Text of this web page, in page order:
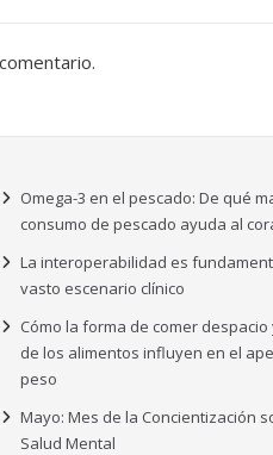
Omega-3 en el pescado: De qué
consumo de pescado ayuda al
La interoperabilidad es
vasto escenario clínico
Cómo la forma de comer
de los alimentos influyen en el
peso
Mayo: Mes de la Concientización
Salud Mental